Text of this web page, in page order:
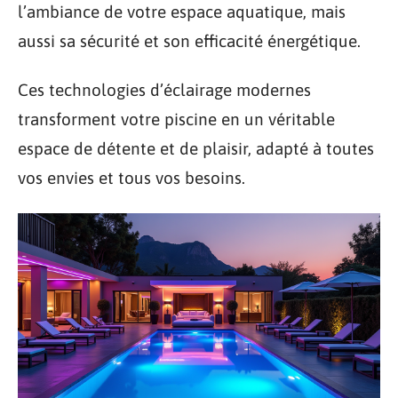
l’ambiance de votre espace aquatique, mais
aussi sa sécurité et son efficacité énergétique.
Ces technologies d’éclairage modernes
transforment votre piscine en un véritable
espace de détente et de plaisir, adapté à toutes
vos envies et tous vos besoins.